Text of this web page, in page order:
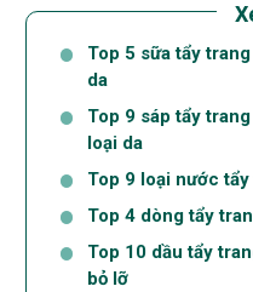
Top 5 sữa tẩy
da
Top 9 sáp tẩy
loại da
Top 9 loại nước
Top 4 dòng tẩy
Top 10 dầu tẩy
bỏ lỡ